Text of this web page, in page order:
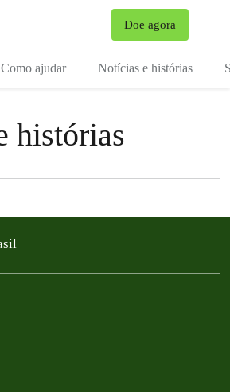
Doe agora
Como ajudar Notícias e histórias
histórias